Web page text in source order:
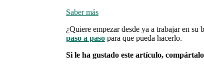
Saber más
¿Quiere empezar desde ya a trabajar en su
paso a paso para que pueda hacerlo.
Si le ha gustado este artículo,